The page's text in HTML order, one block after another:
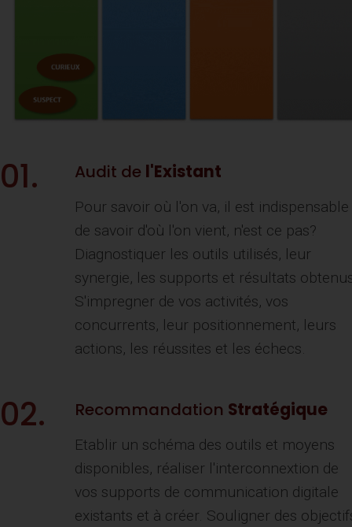
01. Audit de l'Existant
Pour savoir où l'on va, il est indispensable
de savoir d'où l'on vient, n'est ce pas?
Diagnostiquer les outils utilisés, leur
synergie, les supports et résultats
S'impregner de vos activités, vos
concurrents, leur positionnement, leurs
actions, les réussites et les échecs.
02. Recommandation Stratégique
Etablir un schéma des outils et moyens
disponibles, réaliser l'interconnextion de
vos supports de communication digitale
existants et à créer. Souligner des